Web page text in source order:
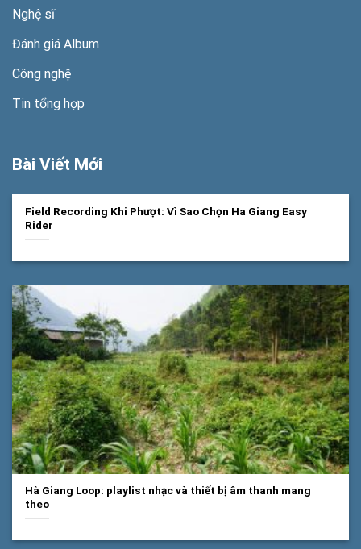
Nghệ sĩ
Đánh giá Album
Công nghệ
Tin tổng hợp
Bài Viết Mới
Field Recording Khi Phượt: Vì Sao Chọn Ha Giang Easy
Rider
Hà Giang Loop: playlist nhạc và thiết bị âm thanh mang
theo